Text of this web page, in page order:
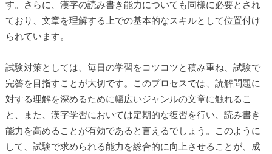
す。さらに、漢字の読み書き能力についても同様に必要とされ
ており、文章を理解する上での基本的なスキルとして位置付け
られています。
試験対策としては、毎日の学習をコツコツと積み重ね、試験で
完答を目指すことが大切です。このプロセスでは、読解問題に
対する理解を深めるために幅広いジャンルの文章に触れるこ
と、また、漢字学習においては定期的な復習を行い、読み書き
能力を高めることが有効であると言えるでしょう。このように
して、試験で求められる能力を総合的に向上させることが、成